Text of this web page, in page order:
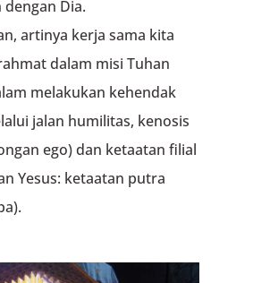
dengan Dia.
artinya kerja sama kita
dalam misi Tuhan
melakukan kehendak
jalan humilitas, kenosis
ego) dan ketaatan filial
Yesus: ketaatan putra